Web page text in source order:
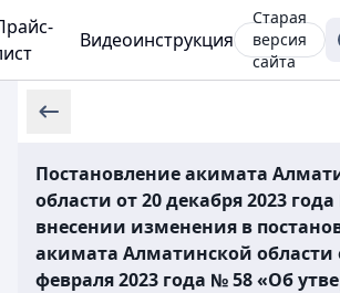
Видеоинструкция
Старая
версия
сайта
Постановление акимата
области от 20 декабря 2023
внесении изменения в
акимата Алматинской области
февраля 2023 года № 58 «Об